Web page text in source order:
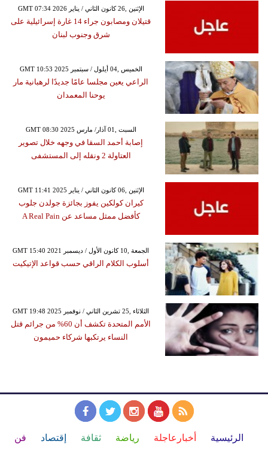
GMT 07:34 2026 الإثنين ,26 كانون الثاني / يناير
قتيلان ومصابون جراء 14 غارة إسرائيلية على
شرق وجنوب لبنان
GMT 10:53 2025 الخميس ,04 أيلول / سبتمبر
الراعي يعين مجلسا عامًا جديدًا لرهبانية مار
يوحنا المعمدان
GMT 08:30 2025 السبت ,01 آذار/ مارس
إصابة أحمد السقا في وجهه خلال تصوير
العتاولة 2 ونقله إلى المستشفى
GMT 11:41 2025 الإثنين ,06 كانون الثاني / يناير
كيران كولكين يفوز بجائزة جولدن جلوب
كأفضل ممثل مساعد عن A Real Pain
GMT 15:40 2021 الجمعة ,10 كانون الأول / ديسمبر
أسلوب الكلام الراقي حسب قواعد الإتيكيت
GMT 19:48 2025 الثلاثاء ,25 تشرين الثاني / نوفمبر
الأمم المتحدة تكشف أن 60% من جرائم قتل
النساء يرتكبها شركاء حميمون
الرئيسية أخبارعاجلة رياضة ثقافة إقتصاد فن